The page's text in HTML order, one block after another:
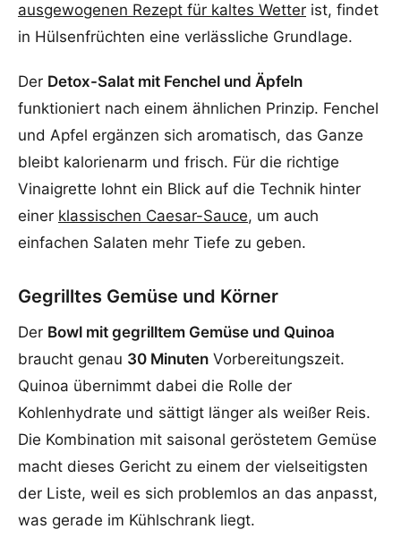
ausgewogenen Rezept für kaltes Wetter ist, findet
in Hülsenfrüchten eine verlässliche Grundlage.
Der Detox-Salat mit Fenchel und Äpfeln
funktioniert nach einem ähnlichen Prinzip. Fenchel
und Apfel ergänzen sich aromatisch, das Ganze
bleibt kalorienarm und frisch. Für die richtige
Vinaigrette lohnt ein Blick auf die Technik hinter
einer klassischen Caesar-Sauce, um auch
einfachen Salaten mehr Tiefe zu geben.
Gegrilltes Gemüse und Körner
Der Bowl mit gegrilltem Gemüse und Quinoa
braucht genau 30 Minuten Vorbereitungszeit.
Quinoa übernimmt dabei die Rolle der
Kohlenhydrate und sättigt länger als weißer Reis.
Die Kombination mit saisonal geröstetem Gemüse
macht dieses Gericht zu einem der vielseitigsten
der Liste, weil es sich problemlos an das anpasst,
was gerade im Kühlschrank liegt.